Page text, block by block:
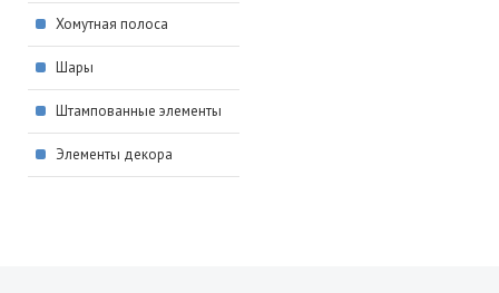
Хомутная полоса
Шары
Штампованные элементы
Элементы декора